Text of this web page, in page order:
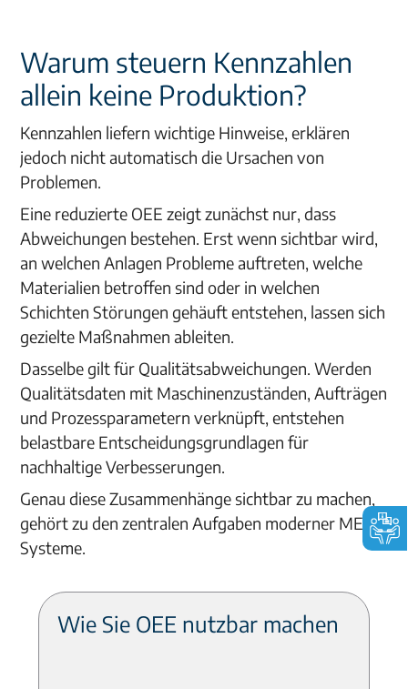
Warum steuern Kennzahlen
allein keine Produktion?
Kennzahlen liefern wichtige Hinweise, erklären
jedoch nicht automatisch die Ursachen von
Problemen.
Eine reduzierte OEE zeigt zunächst nur, dass
Abweichungen bestehen. Erst wenn sichtbar wird,
an welchen Anlagen Probleme auftreten, welche
Materialien betroffen sind oder in welchen
Schichten Störungen gehäuft entstehen, lassen sich
gezielte Maßnahmen ableiten.
Dasselbe gilt für Qualitätsabweichungen. Werden
Qualitätsdaten mit Maschinenzuständen, Aufträgen
und Prozessparametern verknüpft, entstehen
belastbare Entscheidungsgrundlagen für
nachhaltige Verbesserungen.
Genau diese Zusammenhänge sichtbar zu machen,
gehört zu den zentralen Aufgaben moderner MES-
Systeme.
Wie Sie OEE nutzbar machen